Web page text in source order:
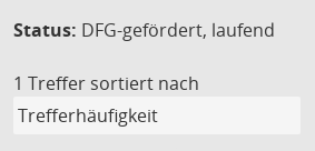
Status: DFG-gefördert, laufend
1 Treffer sortiert nach